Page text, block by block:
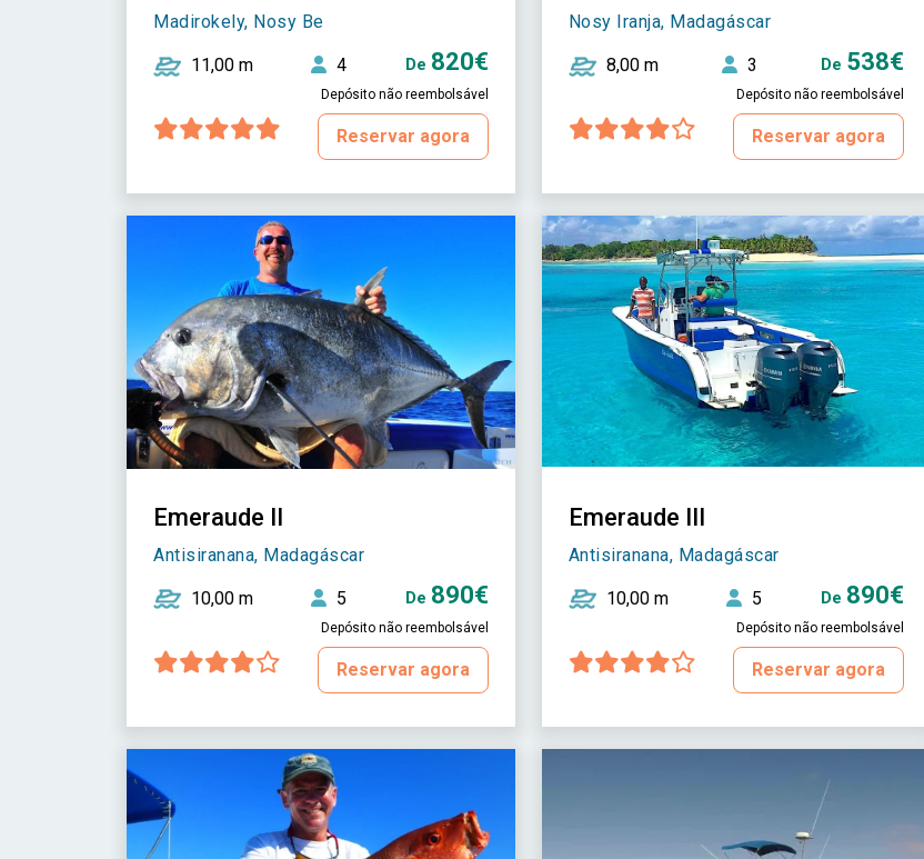
Madirokely, Nosy Be
11,00 m 4 De 820€
Depósito não reembolsável
Reservar agora
Nosy Iranja, Madagáscar
8,00 m 3 De 538€
Depósito não reembolsável
Reservar agora
Emeraude II
Antisiranana, Madagáscar
10,00 m 5 De 890€
Depósito não reembolsável
Reservar agora
Emeraude III
Antisiranana, Madagáscar
10,00 m 5 De 890€
Depósito não reembolsável
Reservar agora